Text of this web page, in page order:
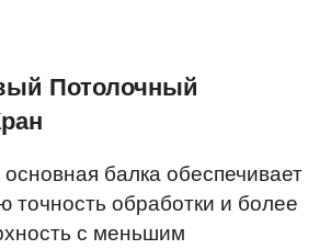
Потолочный
балка обеспечивает
точность обработки и более
с меньшим